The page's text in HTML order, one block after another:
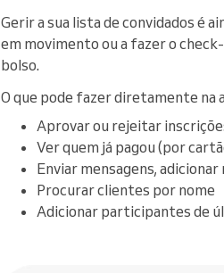
Gerir a sua lista de convidados é
em movimento ou a fazer o
bolso.
O que pode fazer diretamente na
Aprovar ou rejeitar
Ver quem já pagou (por
Enviar mensagens,
Procurar clientes por nome
Adicionar participantes de